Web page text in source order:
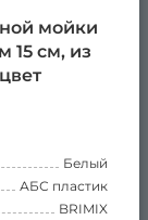
мойки
15 см, из
Белый
АБС пластик
BRIMIX